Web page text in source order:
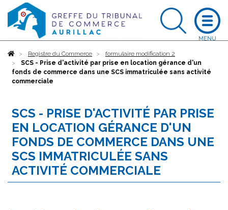
AccueilRegistre du Commerce
formulaire modification 2
SCS - Prise d'activité par prise en location gérance d'un
fonds de commerce dans une SCS immatriculée sans activité
commerciale
SCS - PRISE D'ACTIVITÉ PAR PRISE
EN LOCATION GÉRANCE D'UN
FONDS DE COMMERCE DANS UNE
SCS IMMATRICULÉE SANS
ACTIVITÉ COMMERCIALE